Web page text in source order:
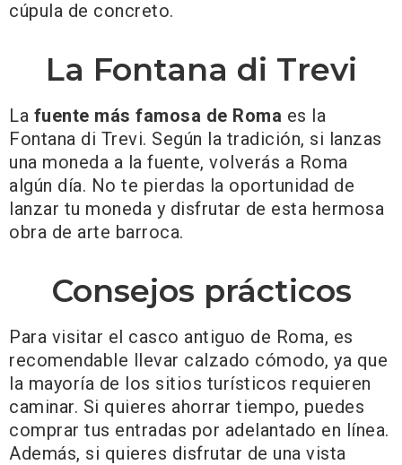
cúpula de concreto.
La Fontana di Trevi
La fuente más famosa de Roma es la
Fontana di Trevi. Según la tradición, si lanzas
una moneda a la fuente, volverás a Roma
algún día. No te pierdas la oportunidad de
lanzar tu moneda y disfrutar de esta hermosa
obra de arte barroca.
Consejos prácticos
Para visitar el casco antiguo de Roma, es
recomendable llevar calzado cómodo, ya que
la mayoría de los sitios turísticos requieren
caminar. Si quieres ahorrar tiempo, puedes
comprar tus entradas por adelantado en línea.
Además, si quieres disfrutar de una vista